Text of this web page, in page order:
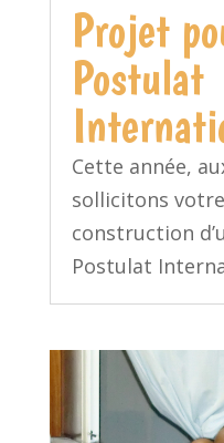
Projet
Postulat
Cette année,
sollicitons
construction
Postulat